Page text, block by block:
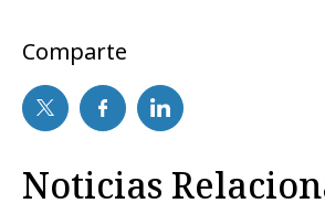
Comparte
Noticias